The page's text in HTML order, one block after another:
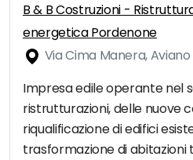
B & B Costruzioni -
energetica Pordenone
Via Cima Manera, Aviano
Impresa edile operante nel
ristrutturazioni, delle nuove
riqualificazione di edifici
trasformazione di abitazioni